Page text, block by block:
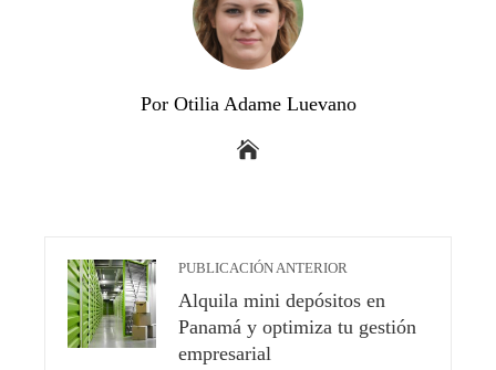
Por Otilia Adame Luevano
PUBLICACIÓN ANTERIOR
Alquila mini depósitos en
Panamá y optimiza tu gestión
empresarial